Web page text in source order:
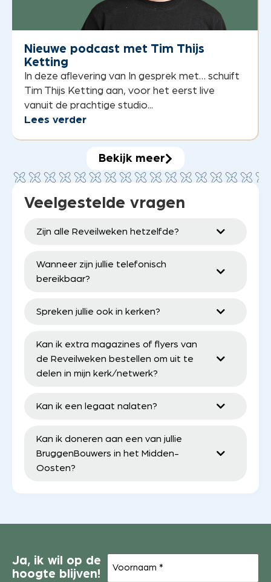
Nieuwe podcast met Tim Thijs
Ketting
In deze aflevering van In gesprek met… schuift
Tim Thijs Ketting aan, voor het eerst live
vanuit de prachtige studio...
Lees verder
Bekijk meer
Veelgestelde vragen
Zijn alle Reveilweken hetzelfde?
Wanneer zijn jullie telefonisch
bereikbaar?
Spreken jullie ook in kerken?
Kan ik extra magazines of flyers van
de Reveilweken bestellen om uit te
delen in mijn kerk/netwerk?
Kan ik een legaat nalaten?
Kan ik doneren aan een van jullie
BruggenBouwers in het Midden-
Oosten?
Ja, ik wil op de
hoogte blijven!
Voornaam